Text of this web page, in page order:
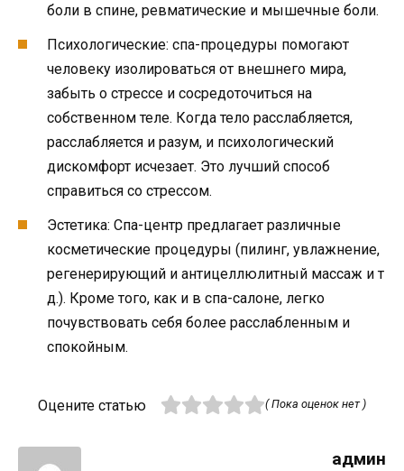
боли в спине, ревматические и мышечные боли.
Психологические: спа-процедуры помогают
человеку изолироваться от внешнего мира,
забыть о стрессе и сосредоточиться на
собственном теле. Когда тело расслабляется,
расслабляется и разум, и психологический
дискомфорт исчезает. Это лучший способ
справиться со стрессом.
Эстетика: Спа-центр предлагает различные
косметические процедуры (пилинг, увлажнение,
регенерирующий и антицеллюлитный массаж и т
д.). Кроме того, как и в спа-салоне, легко
почувствовать себя более расслабленным и
спокойным.
Оцените статью ( Пока оценок нет )
админ